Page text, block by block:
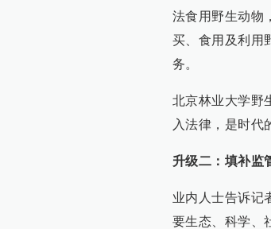
法食用野生动物
买、食用及利用
务。
北京林业大学野
入法律，是时代
升级二：填补监
业内人士告诉记
要生态、科学、